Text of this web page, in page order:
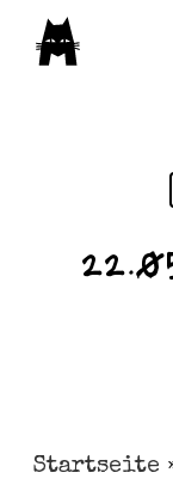
Skip
Startseite